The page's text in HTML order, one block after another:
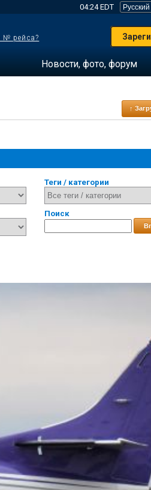
04:24 EDT
№ рейса?
Новости, фото, форум
↑
Теги / категории
Поиск